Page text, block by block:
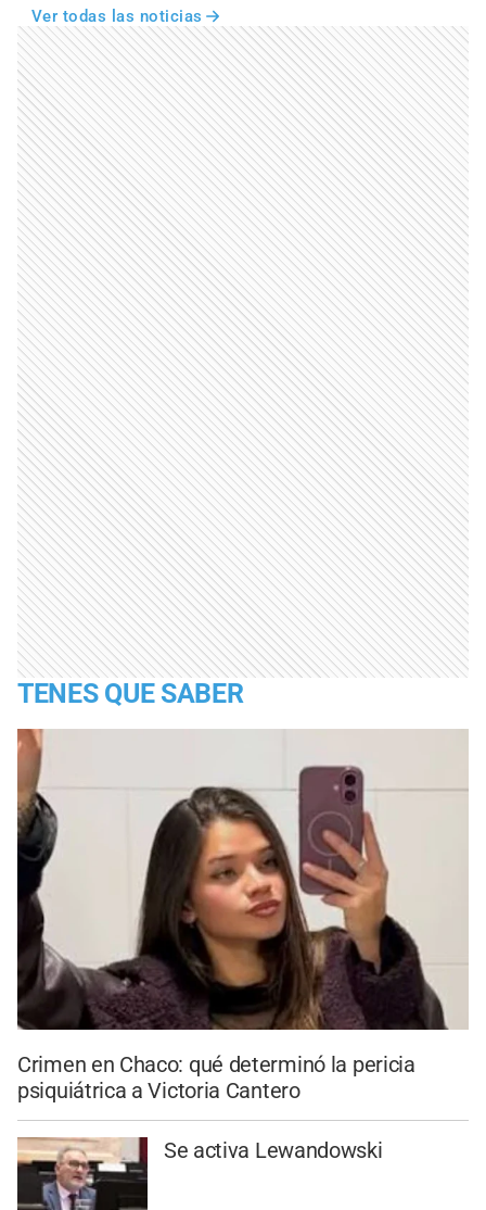
Ver todas las noticias
TENES QUE SABER
Crimen en Chaco: qué determinó la pericia
psiquiátrica a Victoria Cantero
Se activa Lewandowski